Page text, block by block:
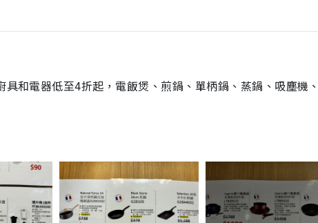
和電器低至4折起，電飯煲、煎鍋、單柄鍋、蒸鍋、吸塵機